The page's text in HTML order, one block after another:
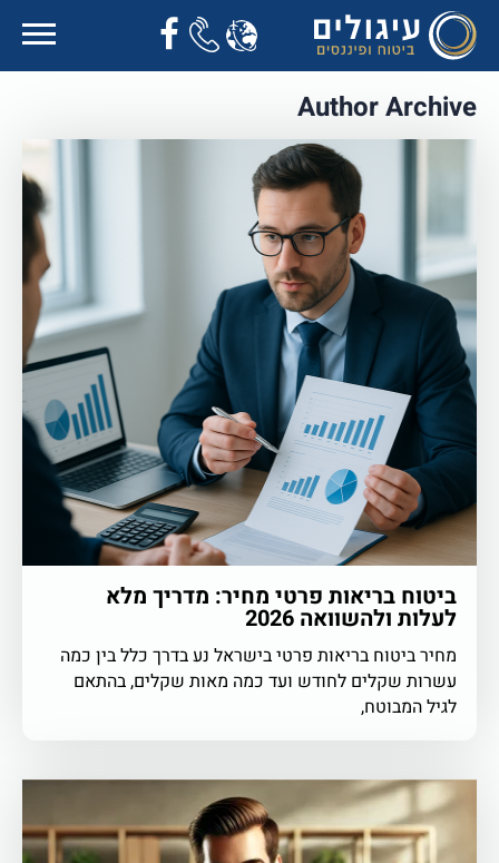
Author Archive
ביטוח בריאות פרטי מחיר: מדריך מלא
לעלות ולהשוואה 2026
מחיר ביטוח בריאות פרטי בישראל נע בדרך כלל בין כמה
עשרות שקלים לחודש ועד כמה מאות שקלים, בהתאם
לגיל המבוטח,